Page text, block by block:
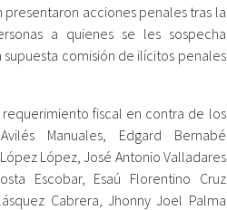
presentaron acciones penales tras la
a quienes se les sospecha
comisión de ilícitos penales
fiscal en contra de los
Manuales, Edgard Bernabé
López, José Antonio Valladares
Escobar, Esaú Florentino Cruz
Cabrera, Jhonny Joel Palma